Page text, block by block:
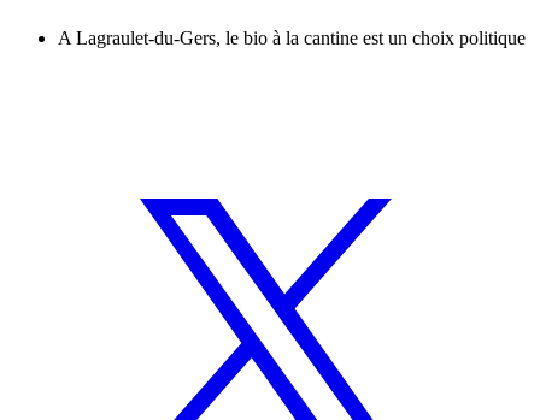
A Lagraulet-du-Gers, le bio à la cantine est un choix politique